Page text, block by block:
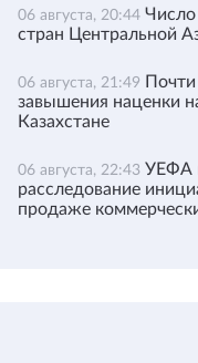
06 августа, 20:44 Число
стран Центральной
06 августа, 21:49
завышения наценки
Казахстане
06 августа, 22:43 УЕФА
расследование
продаже